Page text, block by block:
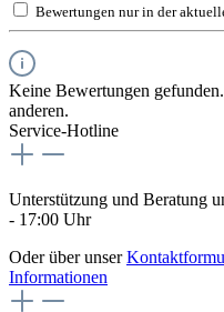
Bewertungen nur in der
Keine Bewertungen
anderen.
Service-Hotline
Unterstützung und Beratung
- 17:00 Uhr
Oder über unser
Informationen